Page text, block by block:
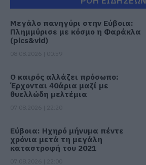
Μεγάλο πανηγύρι στην Εύβοια:
Πλημμύρισε με κόσμο η Φαράκλα
(pics&vid)
Ο καιρός αλλάζει πρόσωπο:
Έρχονται 40άρια μαζί με
θυελλώδη μελτέμια
Εύβοια: Ηχηρό μήνυμα πέντε
χρόνια μετά τη μεγάλη
καταστροφή του 2021